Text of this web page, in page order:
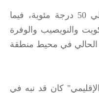
كما سجلت محطة رصد العبدلي 50 درجة مئوية، فيما
والنويصيب والوفرة
وكذلك الحالي في محيط منطقة
كان قد نبه في